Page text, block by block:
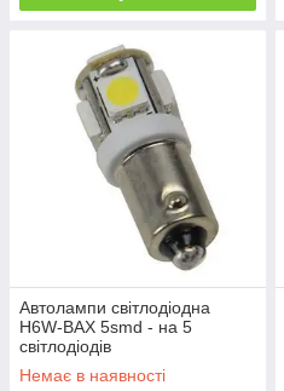
Автолампи світлодіодна
H6W-BAX 5smd - на 5
світлодіодів
Немає в наявності